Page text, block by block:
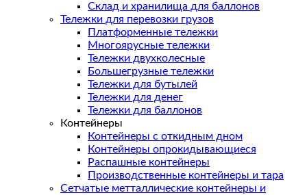
Склад и хранилища для баллонов
Тележки для перевозки грузов
Платформенные тележки
Многоярусные тележки
Тележки двухколесные
Большегрузные тележки
Тележки для бутылей
Тележки для денег
Тележки для баллонов
Контейнеры
Контейнеры с откидным дном
Контейнеры опрокидывающиеся
Распашные контейнеры
Производственные контейнеры и тара
Сетчатые метталлические контейнеры и